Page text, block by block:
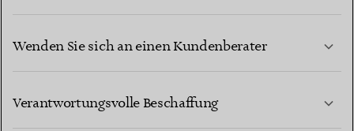
Wenden Sie sich an einen Kundenberater
Verantwortungsvolle Beschaffung